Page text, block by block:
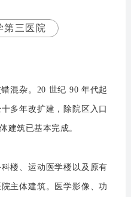
第三医院
混杂。20 世纪 90 年代起
多年改扩建，除院区入口
建筑已基本完成。
楼、运动医学楼以及原有
主体建筑。医学影像、功